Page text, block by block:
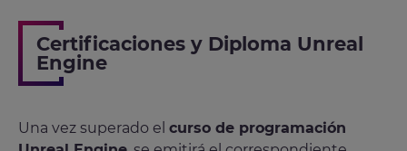
Certificaciones y Diploma Unreal
Engine
Una vez superado el curso de programación